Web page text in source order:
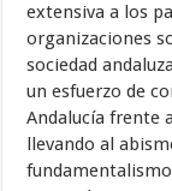
extensiva a los
organizaciones
sociedad
un esfuerzo de
Andalucía frente
llevando al